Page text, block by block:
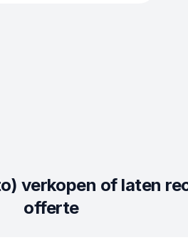
verkopen of laten
offerte